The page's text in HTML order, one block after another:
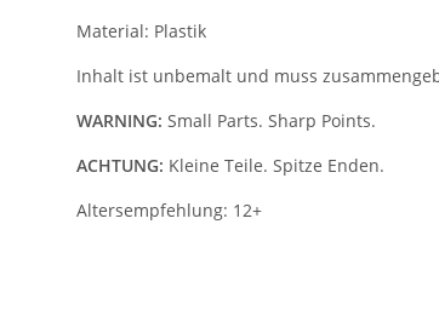
Material: Plastik
Inhalt ist unbemalt und muss
WARNING: Small Parts. Sharp Points.
ACHTUNG: Kleine Teile. Spitze Enden.
Altersempfehlung: 12+